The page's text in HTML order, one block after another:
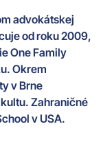
advokátskej
od roku 2009,
One Family
Okrem
v Brne
Zahraničné
v USA.